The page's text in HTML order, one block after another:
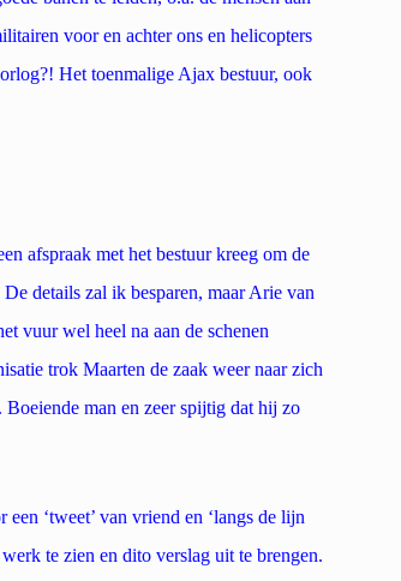
voor en achter ons en helicopters
Het toenmalige Ajax bestuur, ook
afspraak met het bestuur kreeg om de
details zal ik besparen, maar Arie van
vuur wel heel na aan de schenen
trok Maarten de zaak weer naar zich
man en zeer spijtig dat hij zo
‘tweet’ van vriend en ‘langs de lijn
te zien en dito verslag uit te brengen.